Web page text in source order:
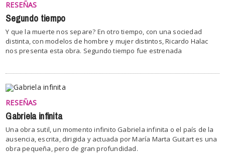
RESEÑAS
Segundo tiempo
Y que la muerte nos separe? En otro tiempo, con una sociedad
distinta, con modelos de hombre y mujer distintos, Ricardo Halac
nos presenta esta obra. Segundo tiempo fue estrenada
RESEÑAS
Gabriela infinita
Una obra sutil, un momento infinito Gabriela infinita o el país de la
ausencia, escrita, dirigida y actuada por María Marta Guitart es una
obra pequeña, pero de gran profundidad.